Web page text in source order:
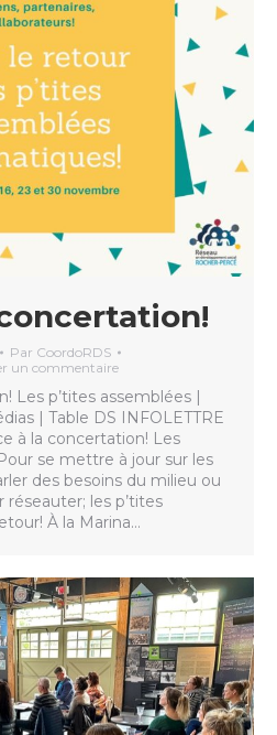
Par CoordoRDS
un commentaire
Les p’tites assemblées |
| Table DS INFOLETTRE
à la concertation! Les
se mettre à jour sur les
des besoins du milieu ou
les p’tites
À la Marina…